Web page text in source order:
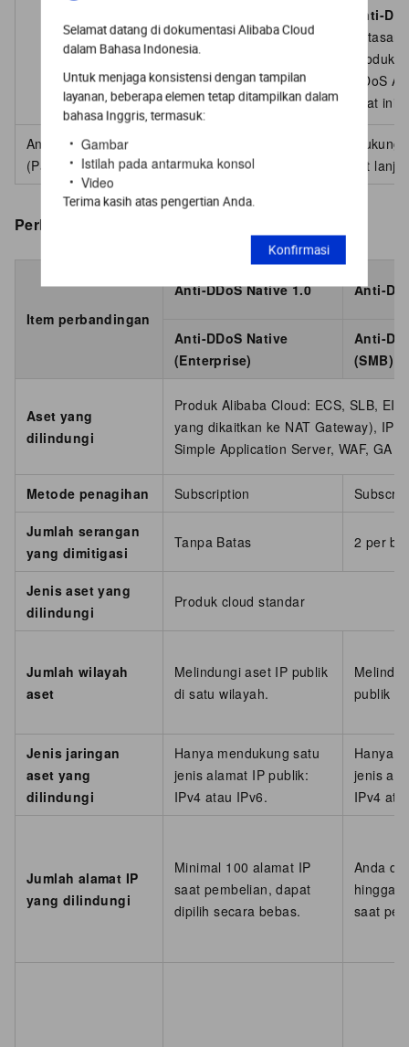
Selamat datang di dokumentasi Alibaba Cloud
dalam Bahasa Indonesia.
Untuk menjaga konsistensi dengan tampilan
layanan, beberapa elemen tetap ditampilkan dalam
bahasa Inggris, termasuk:
Gambar
Istilah pada antarmuka konsol
Video
Terima kasih atas pengertian Anda.
Konfirmasi
Anti-
produk
DDoS
saat ini.
Anti-DDoS Native 2.0
(Pay-as-you-go)
(Enterprise)
tingkat
Perbandingan spesifikasi instans
Item perbandingan
Anti-DDoS Native 1.0 Anti-
Anti-DDoS Native
(Enterprise)
Anti-
(SMB)
Aset yang
dilindungi
Produk Alibaba Cloud: ECS, SLB,
yang dikaitkan ke NAT Gateway),
Simple Application Server, WAF, GA
Metode penagihan Subscription
Jumlah serangan
yang dimitigasi
Tanpa Batas 2 per
Jenis aset yang
dilindungi
Produk cloud standar
Jumlah wilayah
aset
Melindungi aset IP publik
di satu wilayah.
publik di
Jenis jaringan
aset yang
dilindungi
Hanya mendukung satu
jenis alamat IP publik:
IPv4 atau IPv6.
Hanya
jenis
IPv4
Jumlah alamat IP
yang dilindungi
Minimal 100 alamat IP
saat pembelian, dapat
dipilih secara bebas.
Anda
hingga
saat